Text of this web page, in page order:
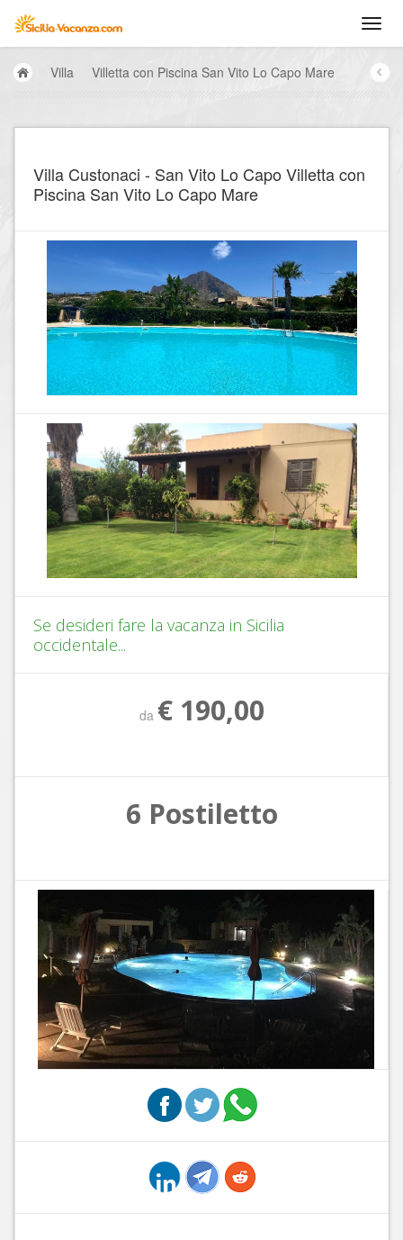
Villa Villetta con Piscina San Vito Lo Capo Mare
Villa Custonaci - San Vito Lo Capo Villetta con
Piscina San Vito Lo Capo Mare
Se desideri fare la vacanza in Sicilia
occidentale...
da € 190,00
6 Postiletto